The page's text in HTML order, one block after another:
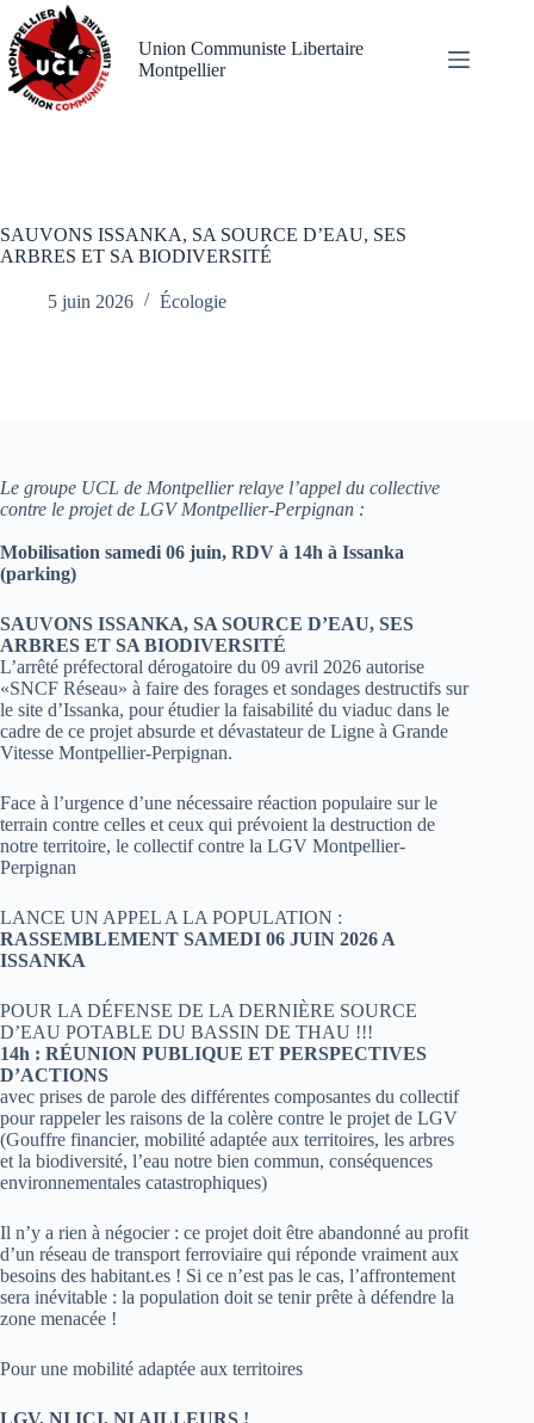
Passer
au
contenu
Union Communiste Libertaire
Montpellier
SAUVONS ISSANKA, SA SOURCE D’EAU, SES
ARBRES ET SA BIODIVERSITÉ
5 juin 2026 Écologie
Le groupe UCL de Montpellier relaye l’appel du collective
contre le projet de LGV Montpellier-Perpignan :
Mobilisation samedi 06 juin, RDV à 14h à Issanka
(parking)
SAUVONS ISSANKA, SA SOURCE D’EAU, SES
ARBRES ET SA BIODIVERSITÉ
L’arrêté préfectoral dérogatoire du 09 avril 2026 autorise
«SNCF Réseau» à faire des forages et sondages destructifs sur
le site d’Issanka, pour étudier la faisabilité du viaduc dans le
cadre de ce projet absurde et dévastateur de Ligne à Grande
Vitesse Montpellier-Perpignan.
Face à l’urgence d’une nécessaire réaction populaire sur le
terrain contre celles et ceux qui prévoient la destruction de
notre territoire, le collectif contre la LGV Montpellier-
Perpignan
LANCE UN APPEL A LA POPULATION :
RASSEMBLEMENT SAMEDI 06 JUIN 2026 A
ISSANKA
POUR LA DÉFENSE DE LA DERNIÈRE SOURCE
D’EAU POTABLE DU BASSIN DE THAU !!!
14h : RÉUNION PUBLIQUE ET PERSPECTIVES
D’ACTIONS
avec prises de parole des différentes composantes du collectif
pour rappeler les raisons de la colère contre le projet de LGV
(Gouffre financier, mobilité adaptée aux territoires, les arbres
et la biodiversité, l’eau notre bien commun, conséquences
environnementales catastrophiques)
Il n’y a rien à négocier : ce projet doit être abandonné au profit
d’un réseau de transport ferroviaire qui réponde vraiment aux
besoins des habitant.es ! Si ce n’est pas le cas, l’affrontement
sera inévitable : la population doit se tenir prête à défendre la
zone menacée !
Pour une mobilité adaptée aux territoires
LGV, NI ICI, NI AILLEURS !